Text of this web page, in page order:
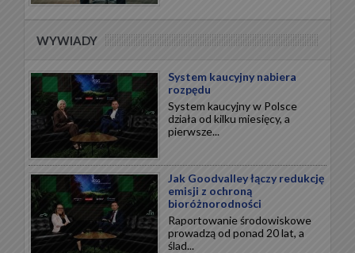
WYWIADY
System kaucyjny nabiera
rozpędu
System kaucyjny w Polsce
działa od kilku miesięcy, a
pierwsze...
Jak Goodvalley łączy redukcję
emisji z ochroną
bioróżnorodności
Raportowanie środowiskowe
prowadzą od ponad 20 lat, a
ślad...